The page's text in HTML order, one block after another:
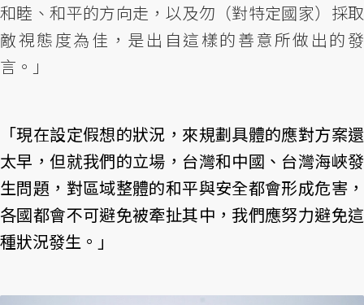
和睦、和平的方向走，以及勿（對特定國家）採取
敵視態度為佳，是出自這樣的善意所做出的發
言。」
「現在設定假想的狀況，來規劃具體的應對方案還
太早，但就我們的立場，台灣和中國、台灣海峽發
生問題，對區域整體的和平與安全都會形成危害，
各國都會不可避免被牽扯其中，我們應努力避免這
種狀況發生。」